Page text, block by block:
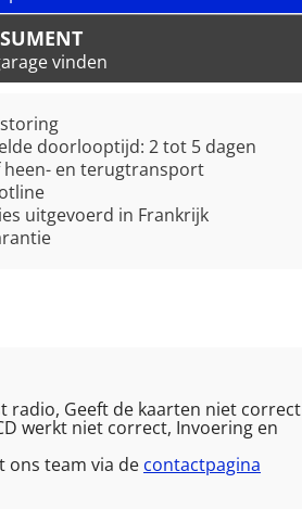
vinden
doorlooptijd: 2 tot 5 dagen
heen- en terugtransport
uitgevoerd in Frankrijk
radio, Geeft de kaarten niet correct
werkt niet correct, Invoering en
ons team via de contactpagina